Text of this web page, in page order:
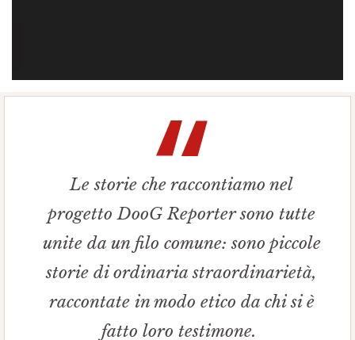
Le storie che raccontiamo nel
progetto DooG Reporter sono tutte
unite da un filo comune: sono piccole
storie di ordinaria straordinarietà,
raccontate in modo etico da chi si è
fatto loro testimone.